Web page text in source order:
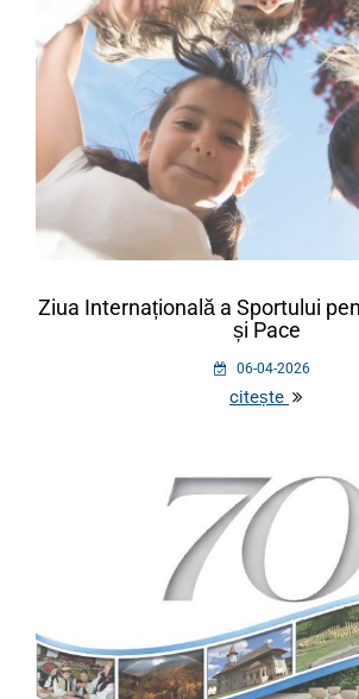
Ziua Internațională a Sportului
și Pace
06-04-2026
citește